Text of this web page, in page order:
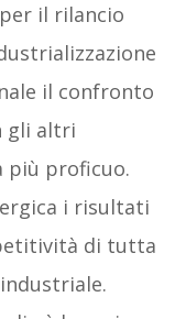
il rilancio
il confronto
gli altri
più proficuo.
i risultati
di tutta